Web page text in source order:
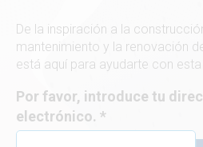
De la inspiración a la
mantenimiento y la renovación
está aquí para ayudarte con
Por favor, introduce tu
electrónico.